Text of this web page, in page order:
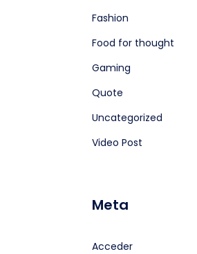
Fashion
Food for thought
Gaming
Quote
Uncategorized
Video Post
Meta
Acceder